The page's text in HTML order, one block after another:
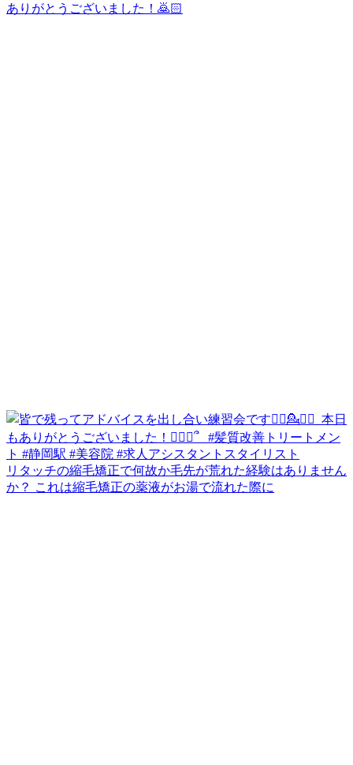
ありがとうございました！🙇🏻‍
リタッチの縮毛矯正で何故か毛先が荒れた経験はありません
か？ これは縮毛矯正の薬液がお湯で流れた際に